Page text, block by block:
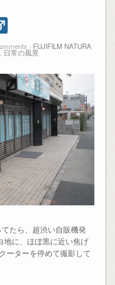
- FUJIFILM NATURA
日常の風景
たら、超渋い自販機発
地に、ほぼ黒に近い焦げ
ーターを停めて撮影して